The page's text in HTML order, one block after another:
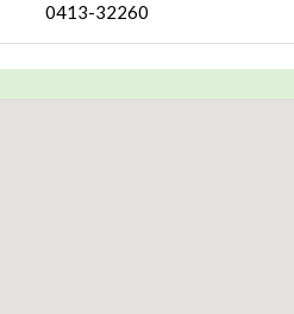
0413-32260